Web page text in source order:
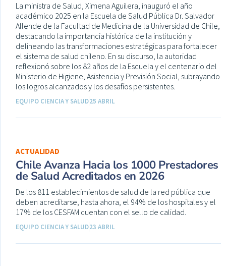
La ministra de Salud, Ximena Aguilera, inauguró el año
académico 2025 en la Escuela de Salud Pública Dr. Salvador
Allende de la Facultad de Medicina de la Universidad de Chile,
destacando la importancia histórica de la institución y
delineando las transformaciones estratégicas para fortalecer
el sistema de salud chileno. En su discurso, la autoridad
reflexionó sobre los 82 años de la Escuela y el centenario del
Ministerio de Higiene, Asistencia y Previsión Social, subrayando
los logros alcanzados y los desafíos persistentes.
EQUIPO CIENCIA Y SALUD25 ABRIL
ACTUALIDAD
Chile Avanza Hacia los 1000 Prestadores
de Salud Acreditados en 2026
De los 811 establecimientos de salud de la red pública que
deben acreditarse, hasta ahora, el 94% de los hospitales y el
17% de los CESFAM cuentan con el sello de calidad.
EQUIPO CIENCIA Y SALUD23 ABRIL